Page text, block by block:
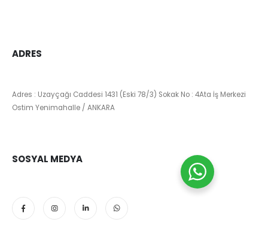
ADRES
Adres : Uzayçağı Caddesi 1431 (Eski 78/3) Sokak No : 4Ata İş Merkezi
Ostim Yenimahalle / ANKARA
SOSYAL MEDYA